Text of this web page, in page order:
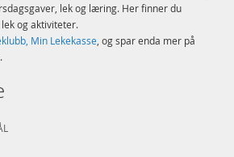
lek og læring. Her finner du
og aktiviteter.
Min Lekekasse , og spar enda mer på